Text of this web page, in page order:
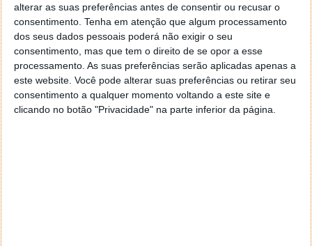
alterar as suas preferências antes de consentir ou recusar o
consentimento. Tenha em atenção que algum processamento
dos seus dados pessoais poderá não exigir o seu
consentimento, mas que tem o direito de se opor a esse
processamento. As suas preferências serão aplicadas apenas a
este website. Você pode alterar suas preferências ou retirar seu
consentimento a qualquer momento voltando a este site e
clicando no botão "Privacidade" na parte inferior da página.
A principal dificuldade não está apenas na distância,
mas sim naenergia necessária para acelerar e
travar uma navetão rapidamente. No espaço
interestelar não existe atmosfera. Isso é vantajoso
porque não há resistência do ar. Depois de atingir a
velocidade de cruzeiro, a nave poderia simplesmente
continuar a deslocar-se.